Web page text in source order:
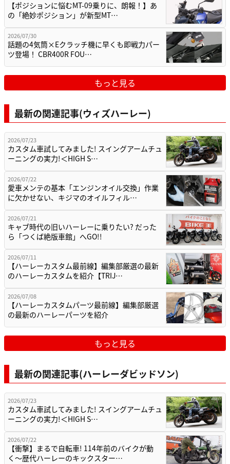
【ポジションに悩むMT-09乗りに、朗報！】あ
の「絶妙ポジション」が新型MT…
2026/07/30
話題の4気筒×Eクラッチ機に早くも即戦力パー
ツ登場！ CBR400R FOU…
もっと見る
最新の関連記事(ウィズハーレー)
2026/07/23
カスタム車試してみました! スイングアームチュ
ーニングの実力!＜HIGH S…
2026/07/22
愛車メンテの基本「エンジンオイル交換」作業
に欠かせない、キジマのオイルフィル…
2026/07/21
キャブ時代の旧いハーレーに乗りたい? だった
ら「つくば絶版車館」へGO!!
2026/07/11
【ハーレーカスタム最前線】編集部厳選の最新
のハーレーカスタムを紹介【TRIJ…
2026/07/08
【ハーレーカスタムパーツ最前線】編集部厳選
の最新のハーレーパーツを紹介
もっと見る
最新の関連記事(ハーレーダビッドソン)
2026/07/23
カスタム車試してみました! スイングアームチュ
ーニングの実力!＜HIGH S…
2026/07/22
【衝撃】まるで自転車! 114年前のバイクが動
く〜歴代ハーレーのキックスター…